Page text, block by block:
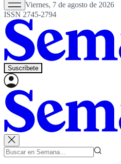
Viernes, 7 de agosto de 2026
ISSN 2745-2794
Suscríbete